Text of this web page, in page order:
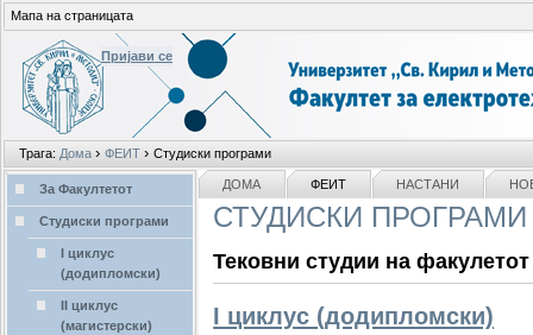
Лични
алати
Пријави се
Трага: Дома › ФЕИТ › Студиски програми
Мапа на страницата
делови
ДОМА ФЕИТ НАСТАНИ
СТУДИСКИ ПРОГРАМИ
Тековни студии на факулетот
I циклус (додипломски)
NAVIGATION
За Факултетот
Студиски програми
I циклус
(додипломски)
II циклус
(магистерски)